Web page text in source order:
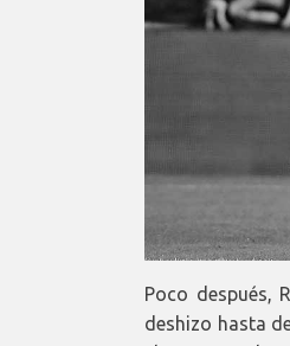
Poco después,
deshizo hasta